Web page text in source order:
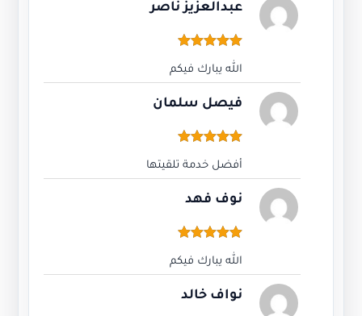
Optimized by Seraphinite Accelerator
Turns on site high speed to be attractive for people and search engines.